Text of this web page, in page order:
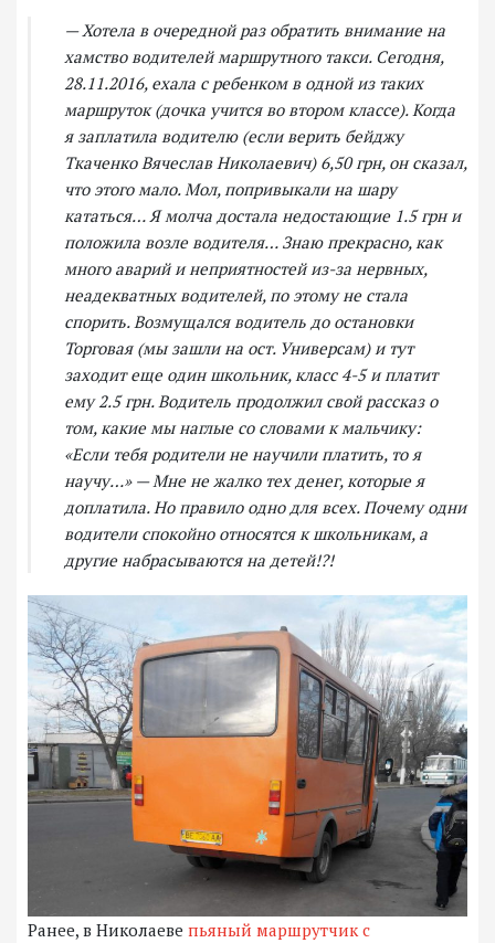
— Хотела в очередной раз обратить внимание на
хамство водителей маршрутного такси. Сегодня,
28.11.2016, ехала с ребенком в одной из таких
маршруток (дочка учится во втором классе). Когда
я заплатила водителю (если верить бейджу
Ткаченко Вячеслав Николаевич) 6,50 грн, он сказал,
что этого мало. Мол, попривыкали на шару
кататься… Я молча достала недостающие 1.5 грн и
положила возле водителя… Знаю прекрасно, как
много аварий и неприятностей из-за нервных,
неадекватных водителей, по этому не стала
спорить. Возмущался водитель до остановки
Торговая (мы зашли на ост. Универсам) и тут
заходит еще один школьник, класс 4-5 и платит
ему 2.5 грн. Водитель продолжил свой рассказ о
том, какие мы наглые со словами к мальчику:
«Если тебя родители не научили платить, то я
научу…» — Мне не жалко тех денег, которые я
доплатила. Но правило одно для всех. Почему одни
водители спокойно относятся к школьникам, а
другие набрасываются на детей!?!
Ранее, в Николаеве пьяный маршрутчик с